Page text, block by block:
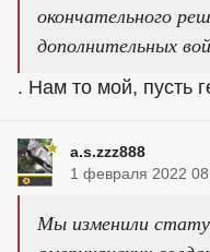
окончательного
дополнительных
. Нам то мой, пусть
a.s.zzz888
1 февраля 2022
Мы изменили